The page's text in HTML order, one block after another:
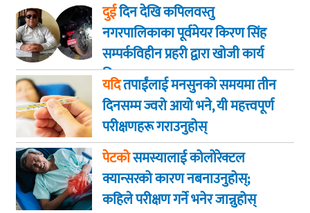
दुईदिन देखि कपिलवस्तु
नगरपालिकाका पूर्वमेयर किरण सिंह
सम्पर्कविहीन प्रहरी द्वारा खाेजी कार्य
तिब्रता
यदितपाईंलाई मनसुनको समयमा तीन
दिनसम्म ज्वरो आयो भने, यी महत्त्वपूर्ण
परीक्षणहरू गराउनुहोस्
पेटकोसमस्यालाई कोलोरेक्टल
क्यान्सरको कारण नबनाउनुहोस्;
कहिले परीक्षण गर्ने भनेर जान्नुहोस्